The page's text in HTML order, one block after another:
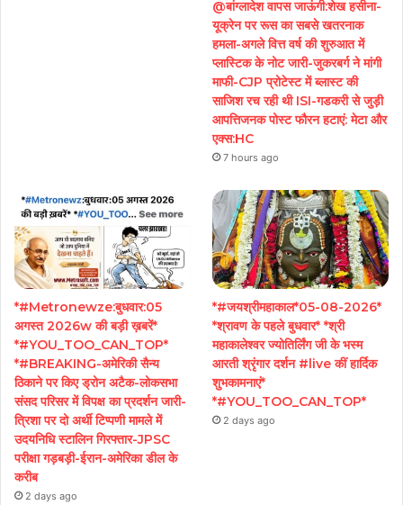
@बांग्लादेश वापस जाऊंगी:शेख हसीना-
यूक्रेन पर रूस का सबसे खतरनाक
हमला-अगले वित्त वर्ष की शुरुआत में
प्लास्टिक के नोट जारी-जुकरबर्ग ने मांगी
माफी-CJP प्रोटेस्ट में ब्लास्ट की
साजिश रच रही थी ISI-गडकरी से जुड़ी
आपत्तिजनक पोस्ट फौरन हटाएं: मेटा और
एक्स:HC
7 hours ago
*#Metronewze:बुधवार:05
अगस्त 2026w की बड़ी ख़बरें*
*#YOU_TOO_CAN_TOP*
*#BREAKING-अमेरिकी सैन्य
ठिकाने पर किए ड्रोन अटैक-लोकसभा
संसद परिसर में विपक्ष का प्रदर्शन जारी-
त्रिशा पर दो अर्थी टिप्पणी मामले में
उदयनिधि स्टालिन गिरफ्तार-JPSC
परीक्षा गड़बड़ी-ईरान-अमेरिका डील के
करीब
2 days ago
*#जयश्रीमहाकाल*05-08-2026*
*श्रावण के पहले बुधवार* *श्री
महाकालेश्वर ज्योतिर्लिंग जी के भस्म
आरती श्रृंगार दर्शन #live कीं हार्दिक
शुभकामनाएं*
*#YOU_TOO_CAN_TOP*
2 days ago